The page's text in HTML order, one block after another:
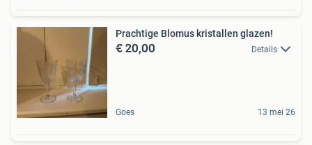
Prachtige Blomus kristallen glazen!
€ 20,00 Details
Goes 13 mei 26